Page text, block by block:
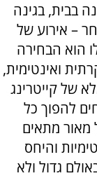
בבית, בגינה
– אירוע של
הוא הבחירה
ואינטימית,
של קייטרינג
להפוך כל
מאור מתאים
והיחס
גדול ולא